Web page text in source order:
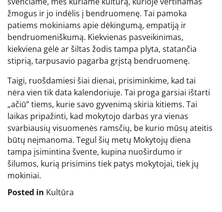
žmogus ir jo indėlis į bendruomenę. Tai pamoka
patiems mokiniams apie dėkingumą, empatiją ir
bendruomeniškumą. Kiekvienas pasveikinimas,
kiekviena gėlė ar šiltas žodis tampa plyta, statančia
stiprią, tarpusavio pagarba grįstą bendruomenę.
Taigi, ruošdamiesi šiai dienai, prisiminkime, kad tai
nėra vien tik data kalendoriuje. Tai proga garsiai ištarti
„ačiū” tiems, kurie savo gyvenimą skiria kitiems. Tai
laikas pripažinti, kad mokytojo darbas yra vienas
svarbiausių visuomenės ramsčių, be kurio mūsų ateitis
būtų neįmanoma. Tegul šių metų Mokytojų diena
tampa įsimintina švente, kupina nuoširdumo ir
šilumos, kurią prisimins tiek patys mokytojai, tiek jų
mokiniai.
Posted in Kultūra